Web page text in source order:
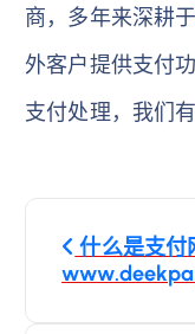
商，多年来深耕于
外客户提供支付
支付处理，我们
文
章
什么是支付